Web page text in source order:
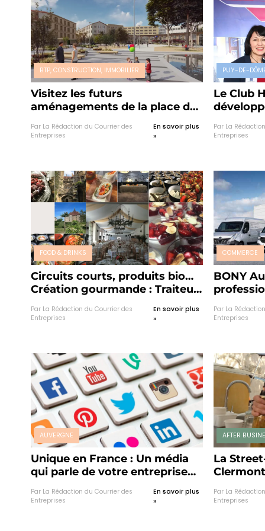
BTP, CONSTRUCTION, IMMOBILIER
Visitez les futurs
aménagements de la place des
Par La Rédaction du Courrier des
Entreprises
En savoir plus
»
PUY-DE-
Le Club
Par La
Entreprises
FOOD & DRINKS
Circuits courts, produits bio…
Création gourmande : Traiteur
Par La Rédaction du Courrier des
Entreprises
En savoir plus
»
COMMERCE
BONY
Par La
Entreprises
AUVERGNE
Unique en France : Un média
qui parle de votre entreprise
souhaitez !
Par La Rédaction du Courrier des
Entreprises
En savoir plus
»
AFTER
La
dans la
Par La
Entreprises